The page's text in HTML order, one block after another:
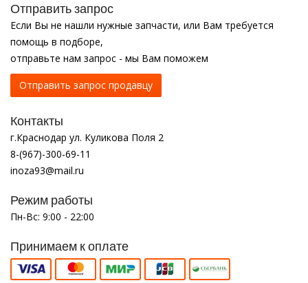
Отправить запрос
Если Вы не нашли нужные запчасти, или Вам требуется
помощь в подборе,
отправьте нам запрос - мы Вам поможем
Отправить запрос продавцу
Контакты
г.Краснодар ул. Куликова Поля 2
8-(967)-300-69-11
inoza93@mail.ru
Режим работы
Пн-Вс: 9:00 - 22:00
Принимаем к оплате